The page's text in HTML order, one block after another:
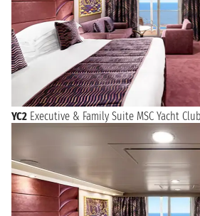
YC2 Executive & Family Suite MSC Yacht Club